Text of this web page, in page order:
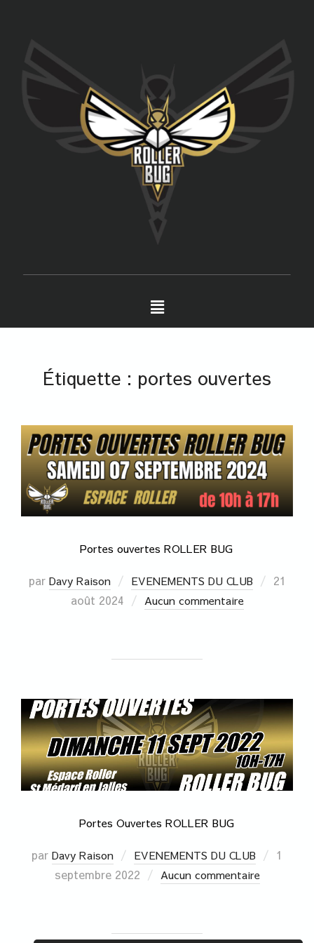
Étiquette : portes ouvertes
Portes ouvertes ROLLER BUG
par Davy Raison EVENEMENTS DU CLUB
21
août 2024
Aucun commentaire
Portes Ouvertes ROLLER BUG
par Davy Raison EVENEMENTS DU CLUB
1
septembre 2022
Aucun commentaire